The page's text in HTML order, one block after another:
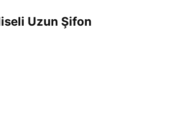
Uzun Şifon